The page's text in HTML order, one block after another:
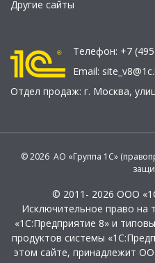
Другие сайты
Телефон: +7
Email:
Отдел продаж: г. Москва,
© 2026 АО «Группа 1С»
© 2011- 2026 ООО
Исключительное право на
«1С:Предприятие 8» и
продуктов системы
этом сайте, принадлежит